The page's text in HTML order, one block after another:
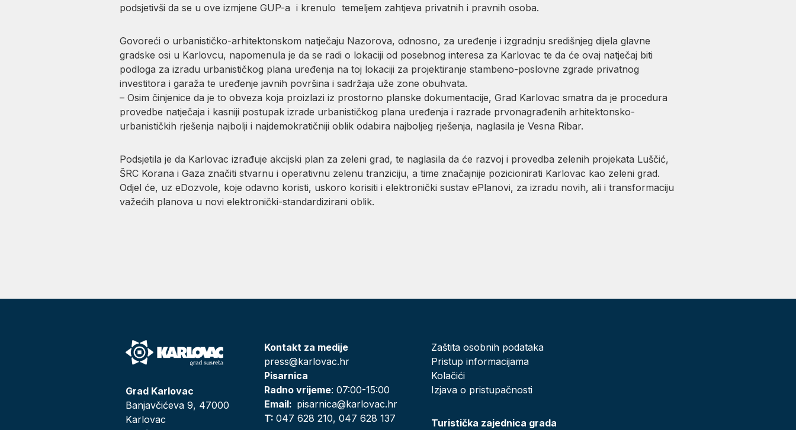
podsjetivši da se u ove izmjene GUP-a i krenulo temeljem zahtjeva privatnih i pravnih osoba.
Govoreći o urbanističko-arhitektonskom natječaju Nazorova, odnosno, za uređenje i izgradnju središnjeg dijela glavne
gradske osi u Karlovcu, napomenula je da se radi o lokaciji od posebnog interesa za Karlovac te da će ovaj natječaj biti
podloga za izradu urbanističkog plana uređenja na toj lokaciji za projektiranje stambeno-poslovne zgrade privatnog
investitora i garaža te uređenje javnih površina i sadržaja uže zone obuhvata.
– Osim činjenice da je to obveza koja proizlazi iz prostorno planske dokumentacije, Grad Karlovac smatra da je procedura
provedbe natječaja i kasniji postupak izrade urbanističkog plana uređenja i razrade prvonagrađenih arhitektonsko-
urbanističkih rješenja najbolji i najdemokratičniji oblik odabira najboljeg rješenja, naglasila je Vesna Ribar.
Podsjetila je da Karlovac izrađuje akcijski plan za zeleni grad, te naglasila da će razvoj i provedba zelenih projekata Luščić,
ŠRC Korana i Gaza značiti stvarnu i operativnu zelenu tranziciju, a time značajnije pozicionirati Karlovac kao zeleni grad.
Odjel će, uz eDozvole, koje odavno koristi, uskoro korisiti i elektronički sustav ePlanovi, za izradu novih, ali i transformaciju
važećih planova u novi elektronički-standardizirani oblik.
Grad Karlovac
Banjavčićeva 9, 47000
Karlovac
Kontakt za medije
press@karlovac.hr
Pisarnica
Radno vrijeme: 07:00-15:00
Email: pisarnica@karlovac.hr
T:047 628 210, 047 628 137
Zaštita osobnih podataka
Pristup informacijama
Kolačići
Izjava o pristupačnosti
Turistička zajednica grada